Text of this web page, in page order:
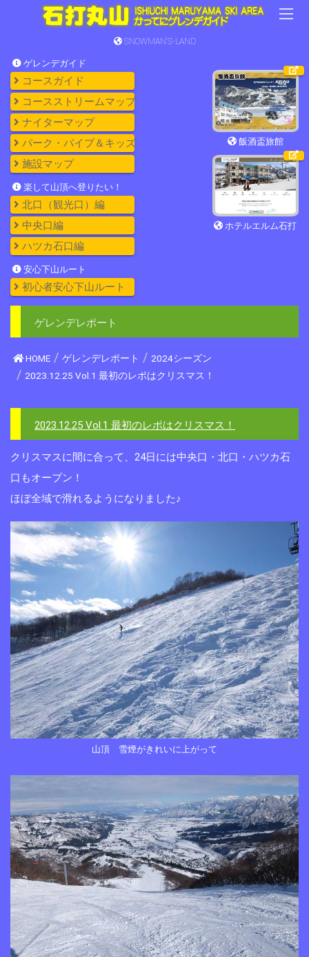
SNOWMAN'S-LAND
ゲレンデガイド
コースガイド
コースストリームマップ
ナイターマップ
パーク・パイプ＆キッズ
施設マップ
楽して山頂へ登りたい！
北口（観光口）編
中央口編
ハツカ石口編
安心下山ルート
初心者安心下山ルート
飯酒盃旅館
ホテルエルム石打
ゲレンデレポート
HOME ゲレンデレポート
2024シーズン
2023.12.25 Vol.1 最初のレポはクリスマス！
2023.12.25 Vol.1 最初のレポはクリスマス！
クリスマスに間に合って、24日には中央口・北口・ハツカ石
口もオープン！
ほぼ全域で滑れるようになりました♪
山頂 雪煙がきれいに上がって